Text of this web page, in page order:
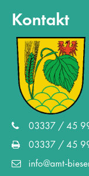
Have any
+44 1234
Drop us a
About us
Lorem ipsum
elit.
Aenean
Kontakt
03337 / 45
03337 / 45
info@amt-